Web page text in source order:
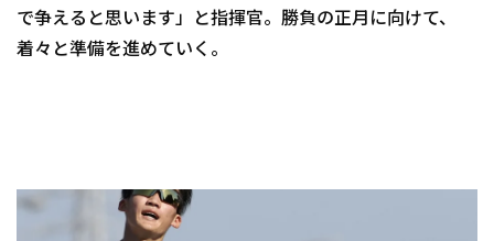
で争えると思います」と指揮官。勝負の正月に向けて、
着々と準備を進めていく。